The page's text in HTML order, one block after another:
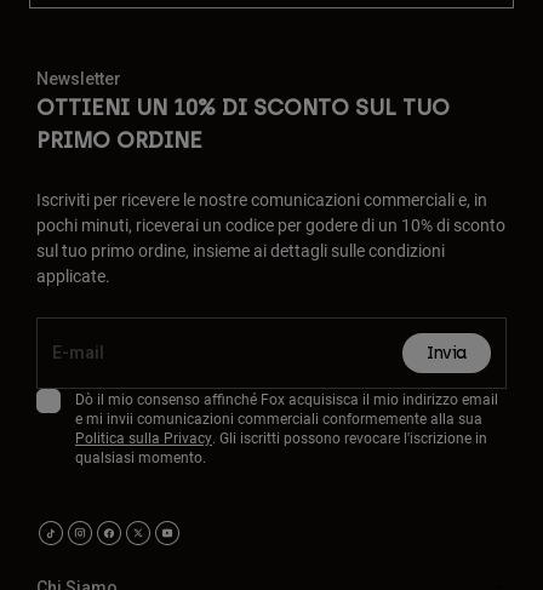
Newsletter
OTTIENI UN 10% DI SCONTO SUL TUO
PRIMO ORDINE
Iscriviti per ricevere le nostre comunicazioni commerciali e, in
pochi minuti, riceverai un codice per godere di un 10% di sconto
sul tuo primo ordine, insieme ai dettagli sulle condizioni
applicate.
Invia
Dò il mio consenso affinché Fox acquisisca il mio indirizzo email
e mi invii comunicazioni commerciali conformemente alla sua
Politica sulla Privacy. Gli iscritti possono revocare l'iscrizione in
qualsiasi momento.